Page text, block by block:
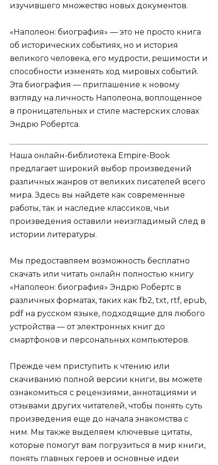
изучившего множество новых документов.
«Наполеон: биография» — это не просто книга
об исторических событиях, но и история
великого человека, его мудрости, решимости и
способности изменять ход мировых событий.
Эта биография — приглашение к новому
взгляду на личность Наполеона, воплощенное
в проницательных и стиле мастерских словах
Эндрю Робертса.
Наша онлайн-библиотека Empire-Book
предлагает широкий выбор произведений
различных жанров от великих писателей всего
мира. Здесь вы найдете как современные
работы, так и наследие классиков, чьи
произведения оставили неизгладимый след в
истории литературы.
Мы предоставляем возможность бесплатно
скачать или читать онлайн полностью книгу
«Наполеон: биография» Эндрю Робертс в
различных форматах, таких как fb2, txt, rtf, epub,
pdf на русском языке, подходящие для любого
устройства — от электронных книг до
смартфонов и персональных компьютеров.
Прежде чем приступить к чтению или
скачиванию полной версии книги, вы можете
ознакомиться с рецензиями, аннотациями и
отзывами других читателей, чтобы понять суть
произведения еще до начала знакомства с
ним. Мы также выделяем ключевые цитаты,
которые помогут вам погрузиться в мир книги,
понять главных героев и основные идеи